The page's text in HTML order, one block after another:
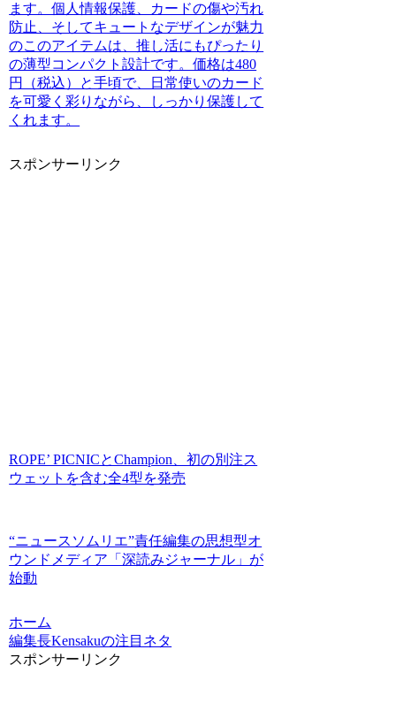
ます。個人情報保護、カードの傷や汚れ
防止、そしてキュートなデザインが魅力
のこのアイテムは、推し活にもぴったり
の薄型コンパクト設計です。価格は480
円（税込）と手頃で、日常使いのカード
を可愛く彩りながら、しっかり保護して
くれます。
スポンサーリンク
ROPE’ PICNICとChampion、初の別注ス
ウェットを含む全4型を発売
“ニュースソムリエ”責任編集の思想型オ
ウンドメディア「深読みジャーナル」が
始動
ホーム
編集長Kensakuの注目ネタ
スポンサーリンク